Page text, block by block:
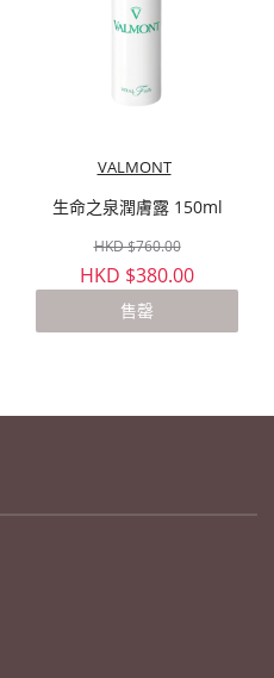
VALMONT
生命之泉潤膚露 150ml
HKD $760.00
HKD $380.00
售罄